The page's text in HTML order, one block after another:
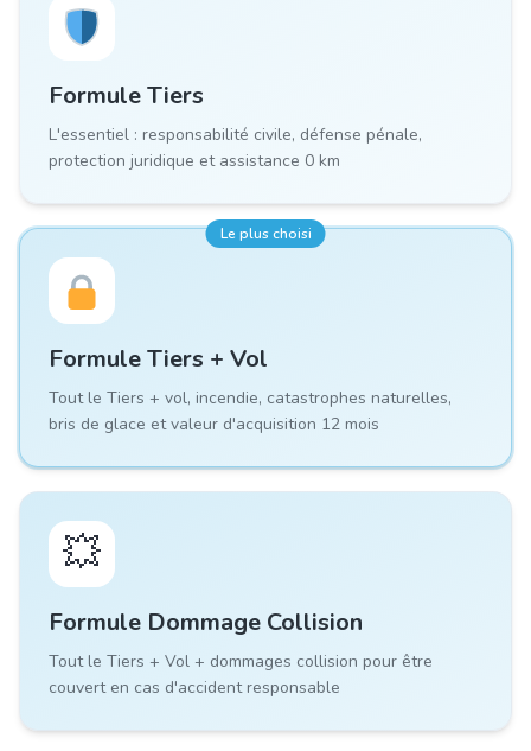
FormuleTiers
L'essentiel : responsabilité civile, défense pénale,
protection juridique et assistance 0 km
Le plus choisi
FormuleTiers + Vol
Tout le Tiers + vol, incendie, catastrophes naturelles,
bris de glace et valeur d'acquisition 12 mois
💥
Formule Dommage Collision
Tout le Tiers + Vol + dommages collision pour être
couvert en cas d'accident responsable